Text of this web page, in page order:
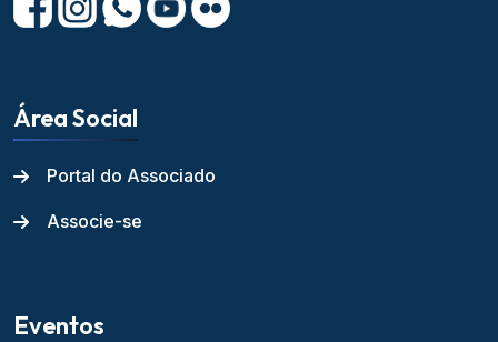
Área Social
Portal do Associado
Associe-se
Eventos